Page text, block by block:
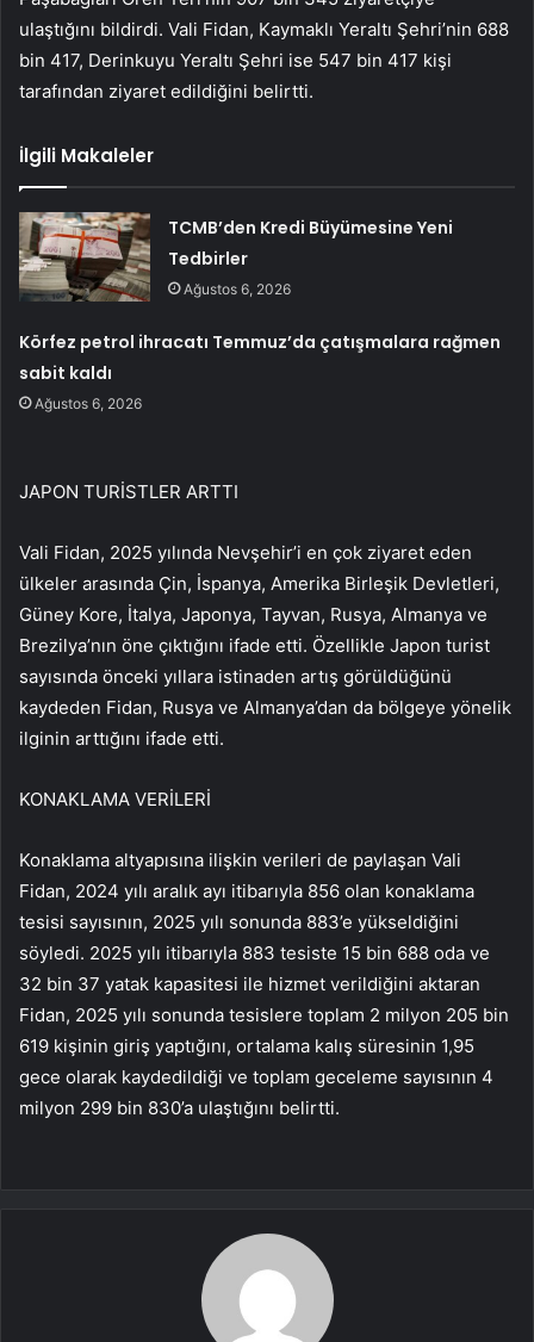
ulaştığını bildirdi. Vali Fidan, Kaymaklı Yeraltı Şehri’nin 688
bin 417, Derinkuyu Yeraltı Şehri ise 547 bin 417 kişi
tarafından ziyaret edildiğini belirtti.
İlgili Makaleler
TCMB’den Kredi Büyümesine Yeni
Tedbirler
Ağustos 6, 2026
Körfez petrol ihracatı Temmuz’da çatışmalara rağmen
sabit kaldı
Ağustos 6, 2026
JAPON TURİSTLER ARTTI
Vali Fidan, 2025 yılında Nevşehir’i en çok ziyaret eden
ülkeler arasında Çin, İspanya, Amerika Birleşik Devletleri,
Güney Kore, İtalya, Japonya, Tayvan, Rusya, Almanya ve
Brezilya’nın öne çıktığını ifade etti. Özellikle Japon turist
sayısında önceki yıllara istinaden artış görüldüğünü
kaydeden Fidan, Rusya ve Almanya’dan da bölgeye yönelik
ilginin arttığını ifade etti.
KONAKLAMA VERİLERİ
Konaklama altyapısına ilişkin verileri de paylaşan Vali
Fidan, 2024 yılı aralık ayı itibarıyla 856 olan konaklama
tesisi sayısının, 2025 yılı sonunda 883’e yükseldiğini
söyledi. 2025 yılı itibarıyla 883 tesiste 15 bin 688 oda ve
32 bin 37 yatak kapasitesi ile hizmet verildiğini aktaran
Fidan, 2025 yılı sonunda tesislere toplam 2 milyon 205 bin
619 kişinin giriş yaptığını, ortalama kalış süresinin 1,95
gece olarak kaydedildiği ve toplam geceleme sayısının 4
milyon 299 bin 830’a ulaştığını belirtti.